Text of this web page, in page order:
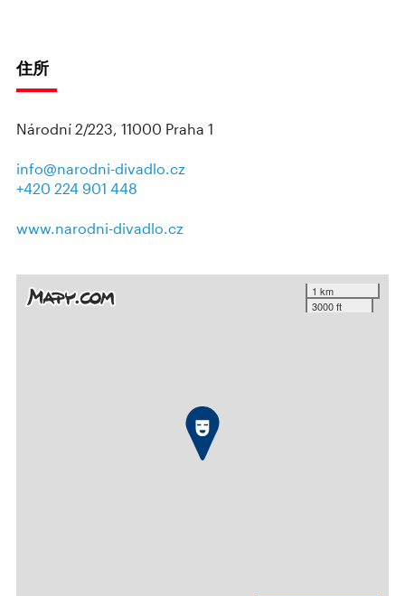
住所
Národní 2/223, 11000 Praha 1
info@narodni-divadlo.cz
+420 224 901 448
www.narodni-divadlo.cz
1 km
3000 ft